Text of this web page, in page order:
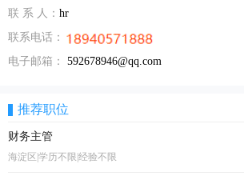
联 系 人： hr
联系电话：
电子邮箱：
592678946@qq.com
推荐职位
财务主管
海淀区|学历不限|经验不限